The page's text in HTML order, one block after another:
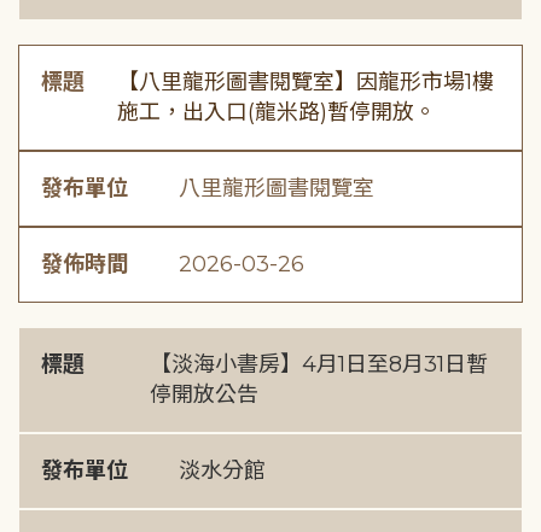
標題
【八里龍形圖書閱覽室】因龍形市場1樓
施工，出入口(龍米路)暫停開放。
發布單位 八里龍形圖書閱覽室
發佈時間 2026-03-26
標題
【淡海小書房】4月1日至8月31日暫
停開放公告
發布單位 淡水分館